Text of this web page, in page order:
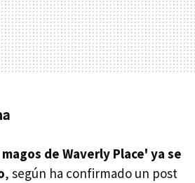
de Waverly Place' ya se
, según ha confirmado un post